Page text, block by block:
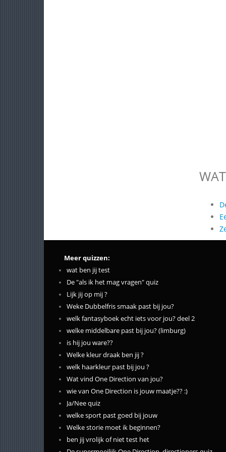
Meer quizzen:
wat ben jij test
De "als ik het mag vragen" quiz
Lijk jij op mij ?
Weke Dubbelfris smaak past bij jou?
welk fantasyboek echt iets voor jou? deel 2
welke middelbare past bij jou? (limburg)
is hij jou ware??
Welke kleur draak ben jij ?
welk haarkleur past bij jou ?
Wat vind One Direction van jou?
wie van One Direction is jouw maatje?? :)
Ja/Nee quiz
welke sport past goed bij jouw
Welke storie moet ik beginnen?
ben jij vrolijk of niet test het